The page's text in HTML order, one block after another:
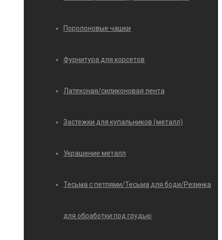
Поролоновые чашки
Фурнитура для корсетов
Латексная/силиконовая лента
Застежки для купальников (металл)
Украшение металл
Тесьма с петлями/Тесьма для боди/Резинка
для обработки под грудью